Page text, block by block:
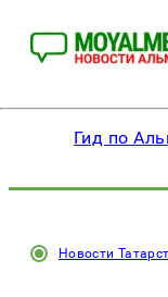
Гид по
Новости